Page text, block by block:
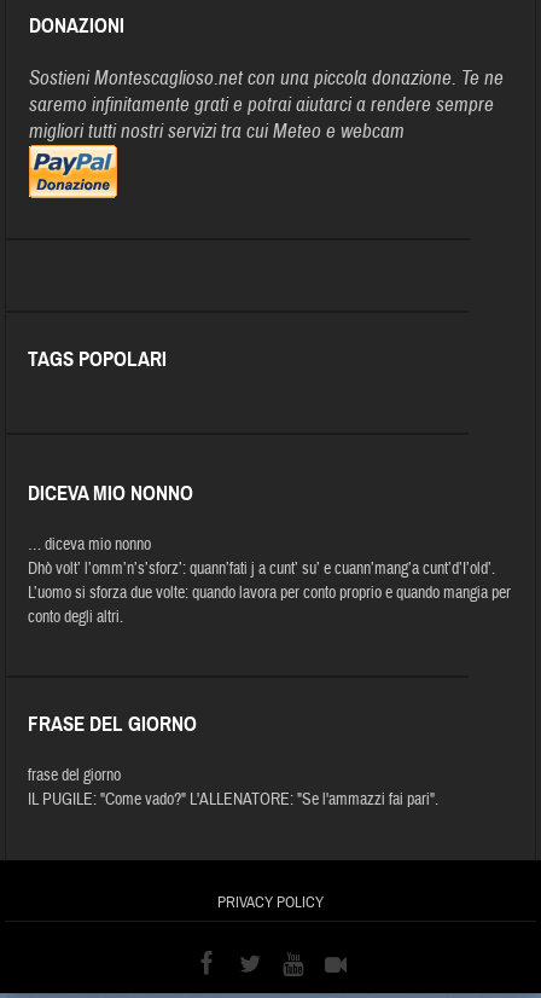
DONAZIONI
Sostieni Montescaglioso.net con una piccola donazione. Te ne
saremo infinitamente grati e potrai aiutarci a rendere sempre
migliori tutti nostri servizi tra cui Meteo e webcam
TAGS POPOLARI
DICEVA MIO NONNO
… diceva mio nonno
Dhò volt’ l’omm’n’s’sforz’: quann’fati j a cunt’ su’ e cuann’mang’a cunt’d’I’old’.
L’uomo si sforza due volte: quando lavora per conto proprio e quando mangia per
conto degli altri.
FRASE DEL GIORNO
frase del giorno
IL PUGILE: "Come vado?" L'ALLENATORE: "Se l'ammazzi fai pari".
PRIVACY POLICY